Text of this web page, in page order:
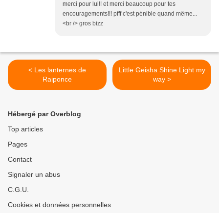
merci pour lui!! et merci beaucoup pour tes
encouragements!!! pfff c'est pénible quand même...
<br /> gros bizz
< Les lanternes de
Raiponce
Little Geisha Shine Light my
way >
Hébergé par Overblog
Top articles
Pages
Contact
Signaler un abus
C.G.U.
Cookies et données personnelles